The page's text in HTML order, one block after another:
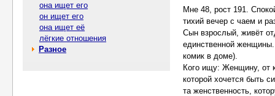
она ищет его
он ищет его
она ищет её
лёгкие отношения
Разное
Мне 48, рост 191.
тихий вечер с чаем и
Сын взрослый, живёт
единственной
комик в доме).
Кого ищу: Женщину, от
которой хочется быть
та женственность,